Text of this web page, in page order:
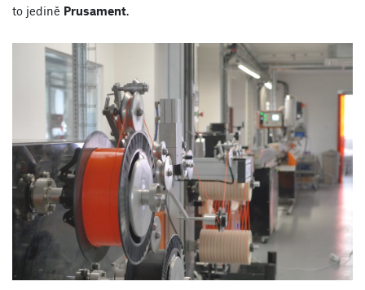
to jedině Prusament.